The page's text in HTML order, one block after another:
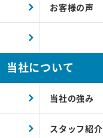
お客様の声
当社について
当社の強み
スタッフ紹介